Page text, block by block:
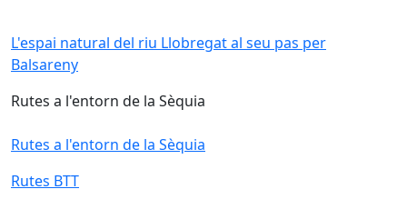
L'espai natural del riu Llobregat al seu pas per
Balsareny
Rutes a l'entorn de la Sèquia
Rutes a l'entorn de la Sèquia
Rutes BTT